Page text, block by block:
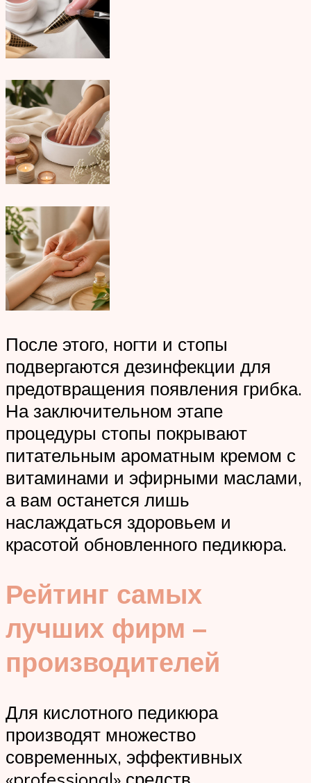
После этого, ногти и стопы
подвергаются дезинфекции для
предотвращения появления грибка.
На заключительном этапе
процедуры стопы покрывают
питательным ароматным кремом с
витаминами и эфирными маслами,
а вам останется лишь
наслаждаться здоровьем и
красотой обновленного педикюра.
Рейтинг самых
лучших фирм –
производителей
Для кислотного педикюра
производят множество
современных, эффективных